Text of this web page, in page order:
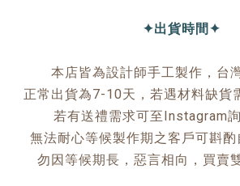
✦出貨時間✦
本店皆為設計師手工製作，台
正常出貨為7-10天，若遇材料缺貨
若有送禮需求可至Instagram
無法耐心等候製作期之客戶可斟酌
勿因等候期長，惡言相向，買賣